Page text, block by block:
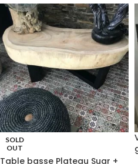
SOLD
OUT
Table basse Plateau Suar +